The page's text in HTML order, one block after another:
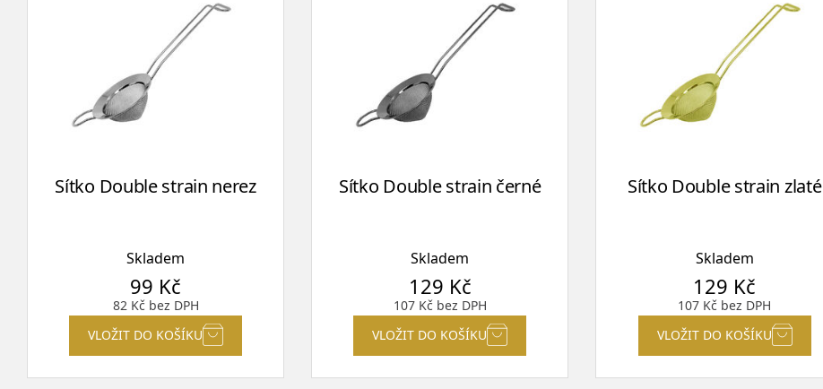
Sítko Double strain nerez
Skladem
99 Kč
82 Kčbez DPH
VLOŽIT DO KOŠÍKU
Sítko Double strain černé
Skladem
129 Kč
107 Kčbez DPH
VLOŽIT DO KOŠÍKU
Sítko Double strain zlaté
Skladem
129 Kč
107 Kč bez DPH
VLOŽIT DO KOŠÍKU